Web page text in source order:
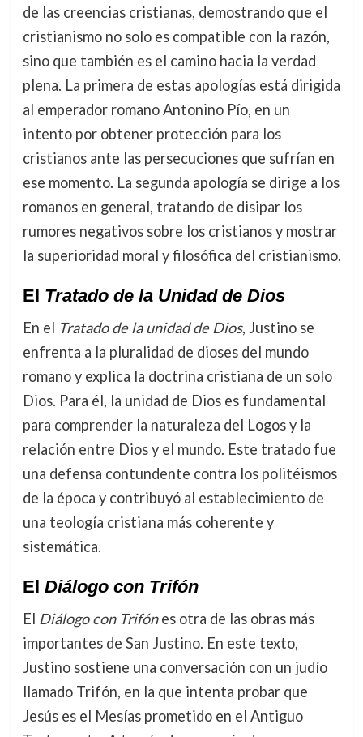
de las creencias cristianas, demostrando que el
cristianismo no solo es compatible con la razón,
sino que también es el camino hacia la verdad
plena. La primera de estas apologías está dirigida
al emperador romano Antonino Pío, en un
intento por obtener protección para los
cristianos ante las persecuciones que sufrían en
ese momento. La segunda apología se dirige a los
romanos en general, tratando de disipar los
rumores negativos sobre los cristianos y mostrar
la superioridad moral y filosófica del cristianismo.
El Tratado de la Unidad de Dios
En el Tratado de la unidad de Dios, Justino se
enfrenta a la pluralidad de dioses del mundo
romano y explica la doctrina cristiana de un solo
Dios. Para él, la unidad de Dios es fundamental
para comprender la naturaleza del Logos y la
relación entre Dios y el mundo. Este tratado fue
una defensa contundente contra los politéismos
de la época y contribuyó al establecimiento de
una teología cristiana más coherente y
sistemática.
El Diálogo con Trifón
El Diálogo con Trifónes otra de las obras más
importantes de San Justino. En este texto,
Justino sostiene una conversación con un judío
llamado Trifón, en la que intenta probar que
Jesús es el Mesías prometido en el Antiguo